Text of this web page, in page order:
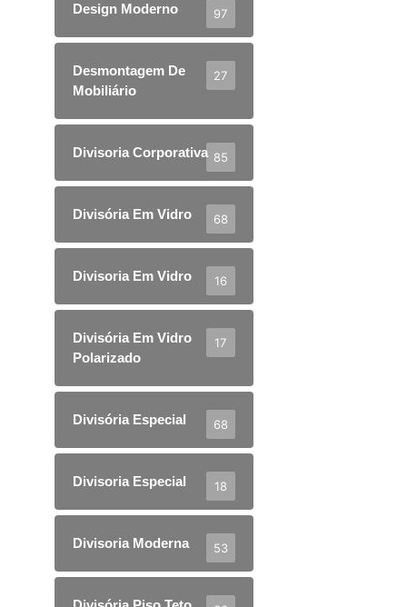
Design Moderno 97
Desmontagem De
Mobiliário
27
Divisoria Corporativa 85
Divisória Em Vidro 68
Divisoria Em Vidro 16
Divisória Em Vidro
Polarizado
17
Divisória Especial 68
Divisoria Especial 18
Divisoria Moderna 53